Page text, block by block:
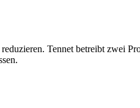
Tennet betreibt zwei